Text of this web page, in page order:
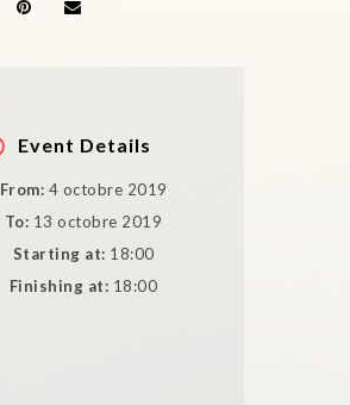
Event Details
From: 4 octobre 2019
To: 13 octobre 2019
Starting at: 18:00
Finishing at: 18:00